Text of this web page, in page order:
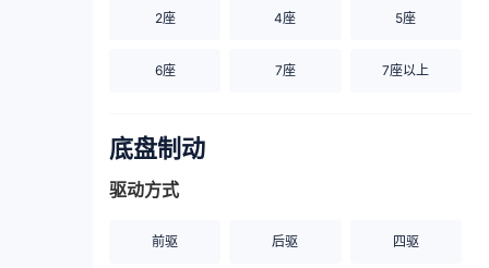
2座 4座 5座
6座 7座 7座以上
底盘制动
驱动方式
前驱 后驱 四驱